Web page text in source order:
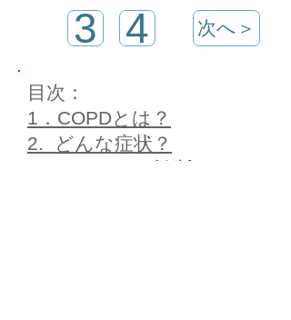
3
4 次へ＞
目次：
1．COPDとは？
2. どんな症状？